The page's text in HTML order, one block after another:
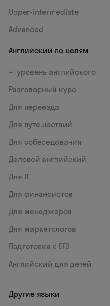
Upper-intermediate
Advanced
Английский по целям
+1 уровень английского
Разговорный курс
Для переезда
Для путешествий
Для собеседования
Деловой английский
Для IT
Для финансистов
Для менеджеров
Для маркетологов
Подготовка к ЕГЭ
Английский для детей
Другие языки